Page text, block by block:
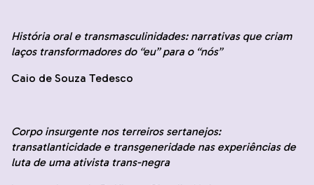
História oral e transmasculinidades: narrativas que criam
laços transformadores do “eu” para o “nós”
Caio de Souza Tedesco
Corpo insurgente nos terreiros sertanejos:
transatlanticidade e transgeneridade nas experiências de
luta de uma ativista trans-negra